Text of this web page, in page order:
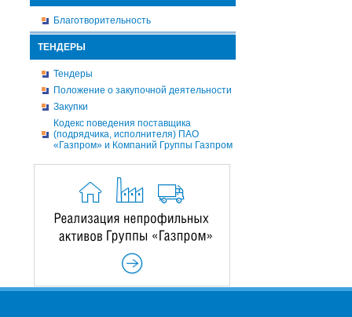
Благотворительность
ТЕНДЕРЫ
Тендеры
Положение о закупочной деятельности
Закупки
Кодекс поведения поставщика
(подрядчика, исполнителя) ПАО
«Газпром» и Компаний Группы Газпром